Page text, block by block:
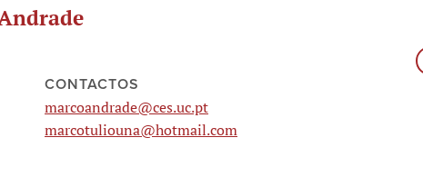
CONTACTOS
marcoandrade@ces.uc.pt
marcotuliouna@hotmail.com